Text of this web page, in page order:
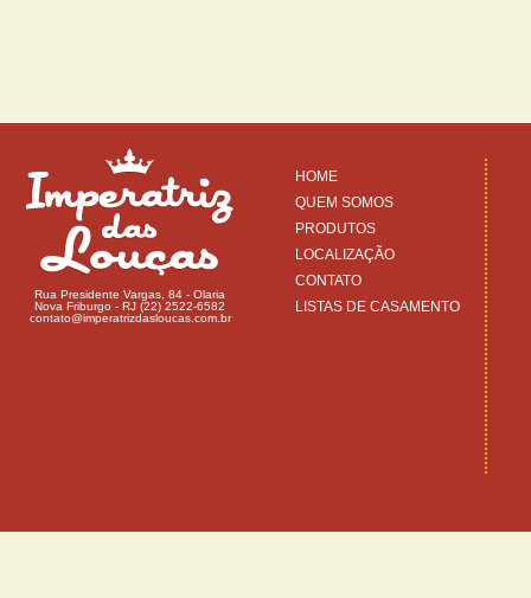
Rua Presidente Vargas, 84 - Olaria
Nova Friburgo - RJ (22) 2522-6582
contato@imperatrizdasloucas.com.br
HOME
QUEM SOMOS
PRODUTOS
LOCALIZAÇÃO
CONTATO
LISTAS DE CASAMENTO